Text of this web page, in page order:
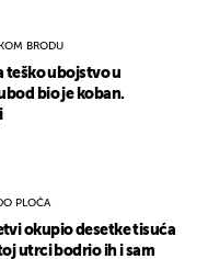
BRODU
teško ubojstvo u
bio je koban.
PLOČA
okupio desetke tisuća
utrci bodrio ih i sam